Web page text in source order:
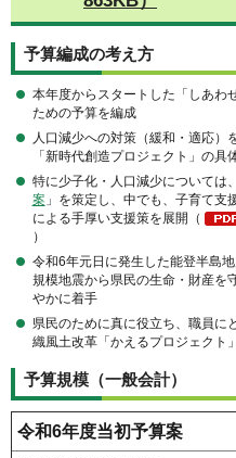
予算編成の考え方
本年度からスタートした「しあわ
ための予算を編成
人口減少への対策（緩和・適応）
「新時代創造プロジェクト」の具
特に少⼦化・人口減少については
案 」を策定し、中でも、⼦育て支
による手厚い支援策を展開（
）
令和6年元⽇に発生した能登半島
規模地震から県⺠の生命・財産を
やかに着手
県⺠のために真に役⽴ち、職員に
織風⼟改⾰「かえるプロジェクト
予算規模（一般会計）
令和6年度当初予算案